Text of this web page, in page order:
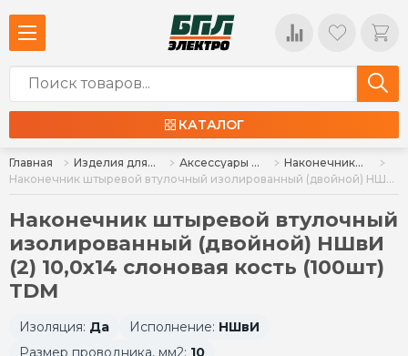
КАТАЛОГ
Главная Изделия для монтажа Аксессуары для монтажа
Наконечники (НКИ, НВИ), разъемы, наконечники-гильзы (Е, НШвН, НШвИ)
Наконечник штыревой втулочный изолированный (двойной) НШвИ (2) 10,0х14 слоновая кость (100шт) TDM
Наконечник штыревой втулочный
изолированный (двойной) НШвИ
(2) 10,0х14 слоновая кость (100шт)
TDM
Изоляция: Да Исполнение: НШвИ
Размер проводника, мм2: 10